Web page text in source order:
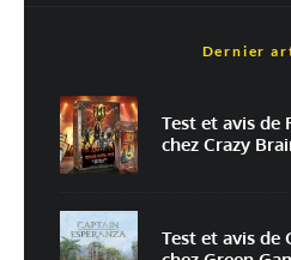
Non Oui
*
Dernier
Test et avis de
chez Crazy
Test et avis de